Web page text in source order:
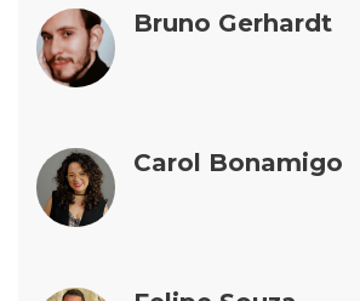
Bruno Gerhardt
Carol Bonamigo